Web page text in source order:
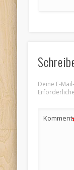
Deine E-